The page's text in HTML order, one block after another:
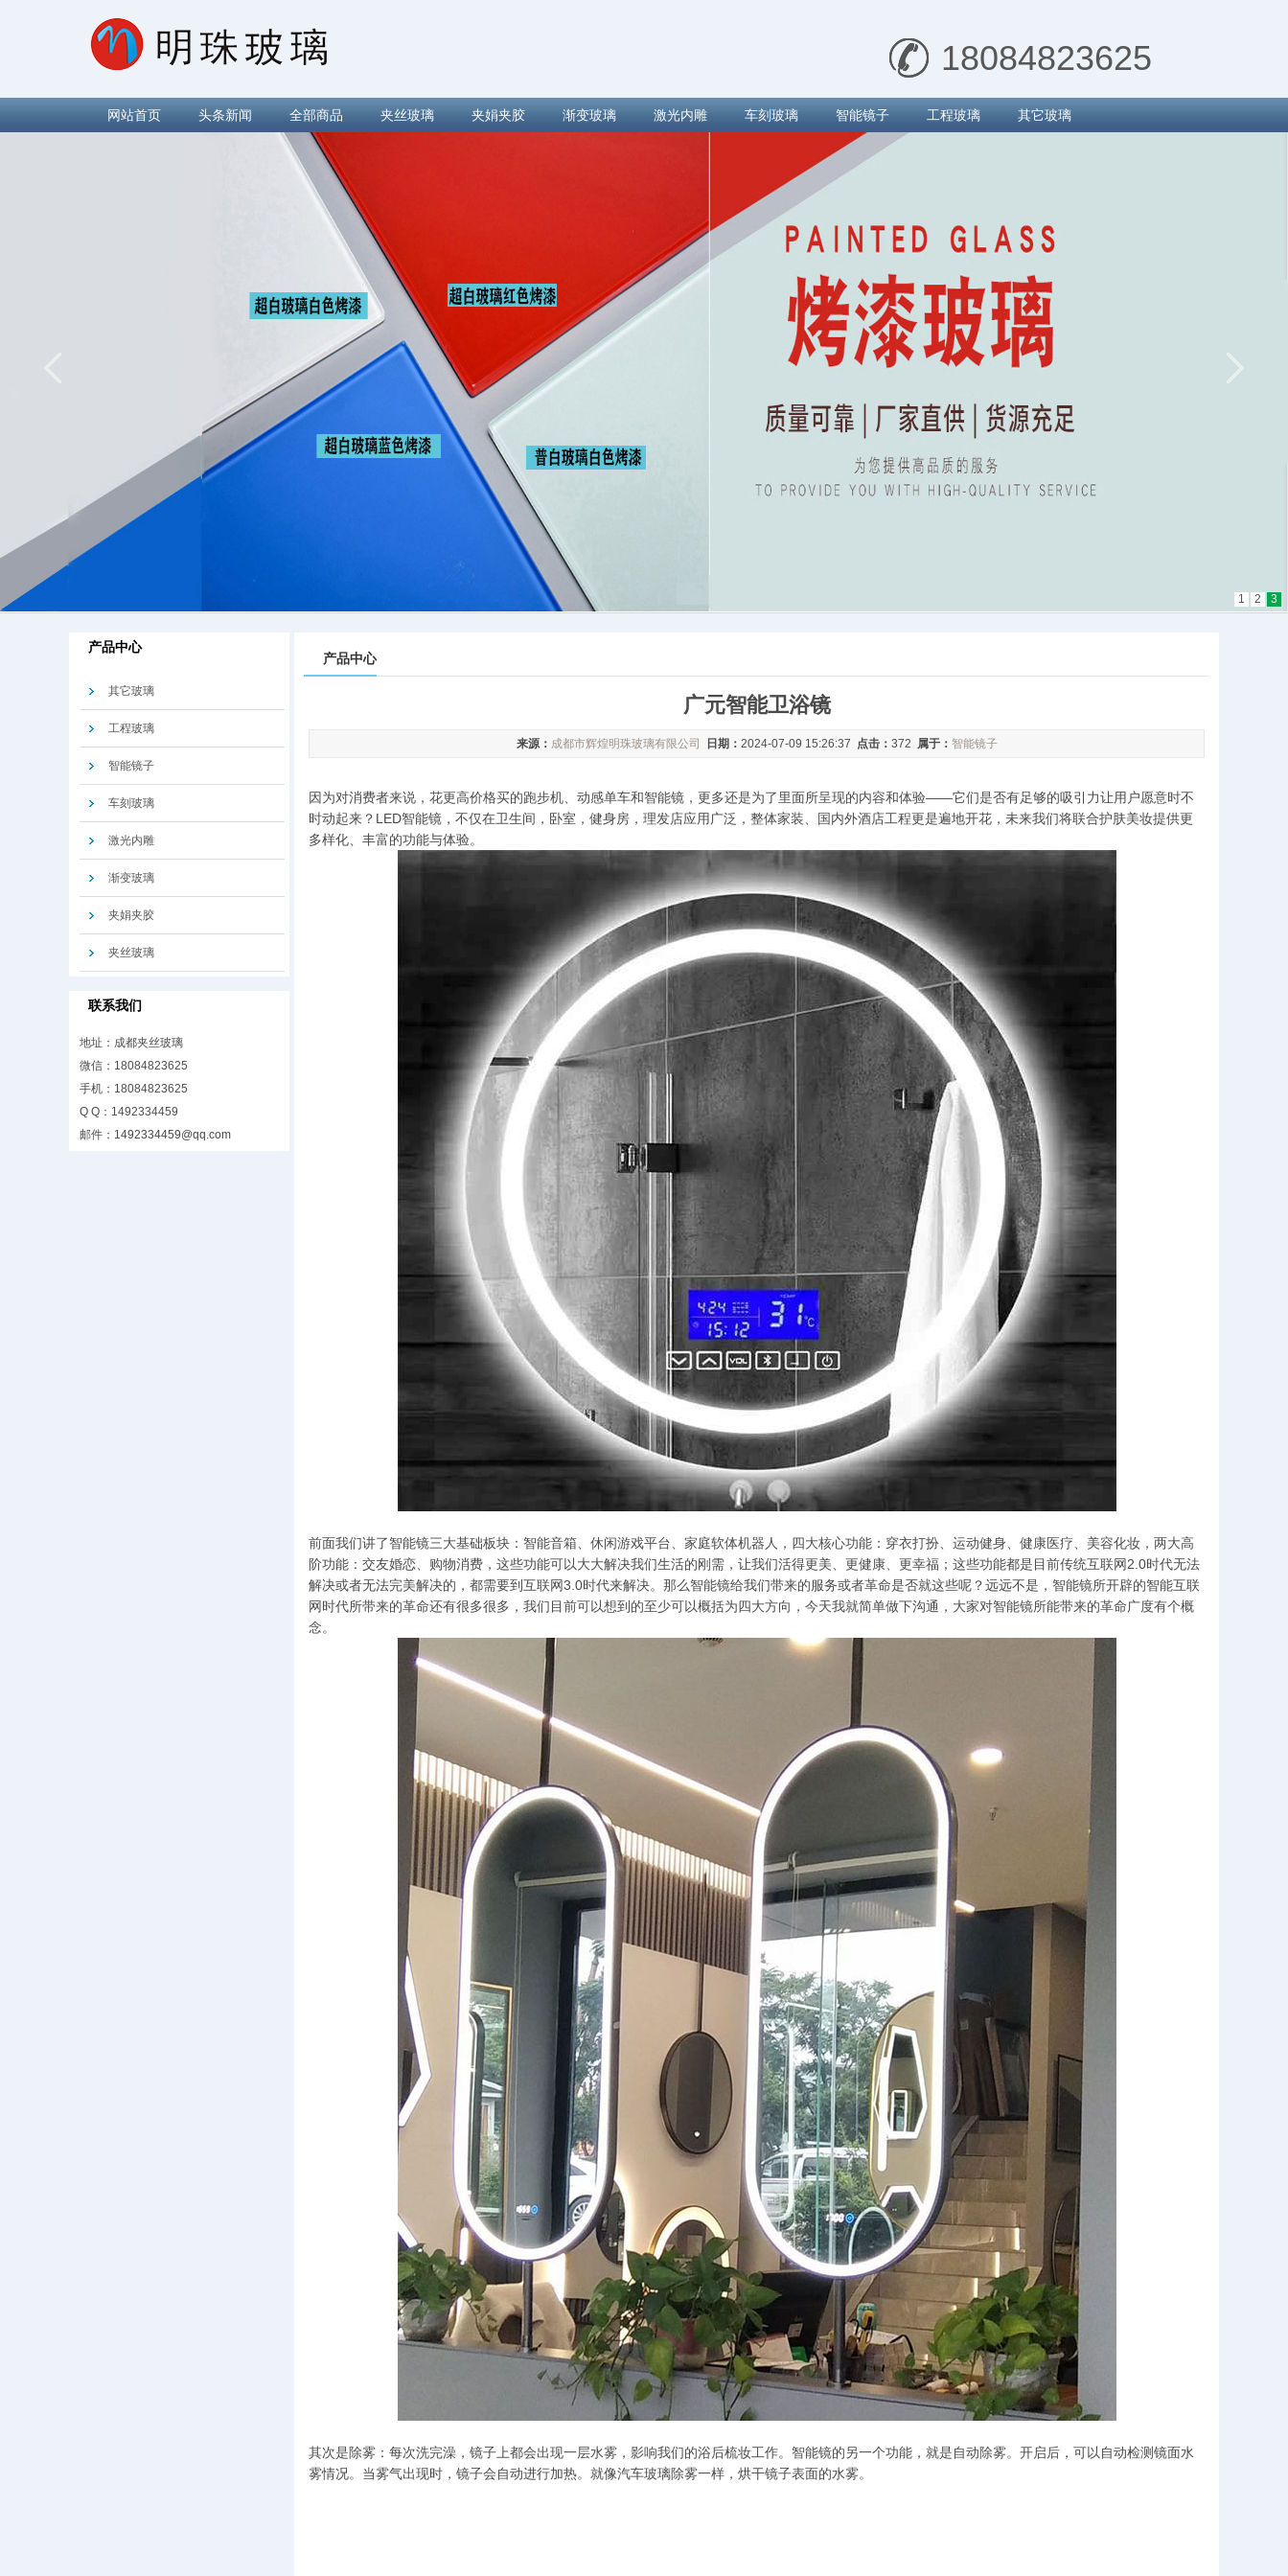
18084823625
网站首页 头条新闻 全部商品 夹丝玻璃 夹娟夹胶 渐变玻璃 激光内雕 车刻玻璃 智能镜子 工程玻璃 其它玻璃
1 2 3
产品中心
其它玻璃
工程玻璃
智能镜子
车刻玻璃
激光内雕
渐变玻璃
夹娟夹胶
夹丝玻璃
联系我们
地址：成都夹丝玻璃
微信：18084823625
手机：18084823625
Q Q：1492334459
邮件： 1492334459@qq.com
产品中心
广元智能卫浴镜
来源： 成都市辉煌明珠玻璃有限公司 日期： 2024-07-09 15:26:37 点击： 372 属于： 智能镜子
因为对消费者来说，花更高价格买的跑步机、动感单车和智能镜，更多还是为了里面所呈现的内容和体验——它们是否有足够的吸引力让用户愿意时不
时动起来？LED智能镜，不仅在卫生间，卧室，健身房，理发店应用广泛，整体家装、国内外酒店工程更是遍地开花，未来我们将联合护肤美妆提供更
多样化、丰富的功能与体验。
前面我们讲了智能镜三大基础板块：智能音箱、休闲游戏平台、家庭软体机器人，四大核心功能：穿衣打扮、运动健身、健康医疗、美容化妆，两大高
阶功能：交友婚恋、购物消费，这些功能可以大大解决我们生活的刚需，让我们活得更美、更健康、更幸福；这些功能都是目前传统互联网2.0时代无法
解决或者无法完美解决的，都需要到互联网3.0时代来解决。那么智能镜给我们带来的服务或者革命是否就这些呢？远远不是，智能镜所开辟的智能互联
网时代所带来的革命还有很多很多，我们目前可以想到的至少可以概括为四大方向，今天我就简单做下沟通，大家对智能镜所能带来的革命广度有个概
念。
其次是除雾：每次洗完澡，镜子上都会出现一层水雾，影响我们的浴后梳妆工作。智能镜的另一个功能，就是自动除雾。开启后，可以自动检测镜面水
雾情况。当雾气出现时，镜子会自动进行加热。就像汽车玻璃除雾一样，烘干镜子表面的水雾。